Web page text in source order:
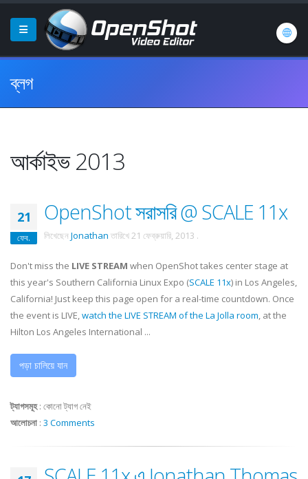
ব্লগ
আর্কাইভ 2013
21
ফেব.
OpenShot সরাসরি @ SCALE 11x
লিখেছেন Jonathan তারিখে21 ফেব্রুয়ারি, 2013 .
Don't miss the LIVE STREAM when OpenShot takes center stage at
this year's Southern California Linux Expo (SCALE 11x) in Los Angeles,
California! Just keep this page open for a real-time countdown. Once
the event is LIVE,watch the LIVE STREAM of the La Jolla room, at the
Hilton Los Angeles International ...
পড়া চালিয়ে যান
ট্যাগসমূহ: কোনো ট্যাগ নেই
আলোচনা : 3 Comments